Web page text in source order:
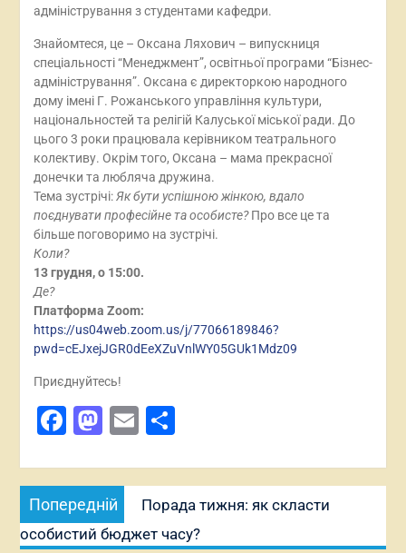
адміністрування з студентами кафедри.
Знайомтеся, це – Оксана Ляхович – випускниця
спеціальності “Менеджмент”, освітньої програми “Бізнес-
адміністрування”. Оксана є директоркою народного
дому імені Г. Рожанського управління культури,
національностей та релігій Калуської міської ради. До
цього 3 роки працювала керівником театрального
колективу. Окрім того, Оксана – мама прекрасної
донечки та любляча дружина.
Тема зустрічі: Як бути успішною жінкою, вдало
поєднувати професійне та особисте?Про все це та
більше поговоримо на зустрічі.
Коли?
13 грудня, о 15:00.
Де?
Платформа Zoom:
https://us04web.zoom.us/j/77066189846?
pwd=cEJxejJGR0dEeXZuVnlWY05GUk1Mdz09
Приєднуйтесь!
Facebook
Mastodon
EmailПоділитися
Навігація
записів
Попередній
запис:
Порада тижня: як скласти
особистий бюджет часу?